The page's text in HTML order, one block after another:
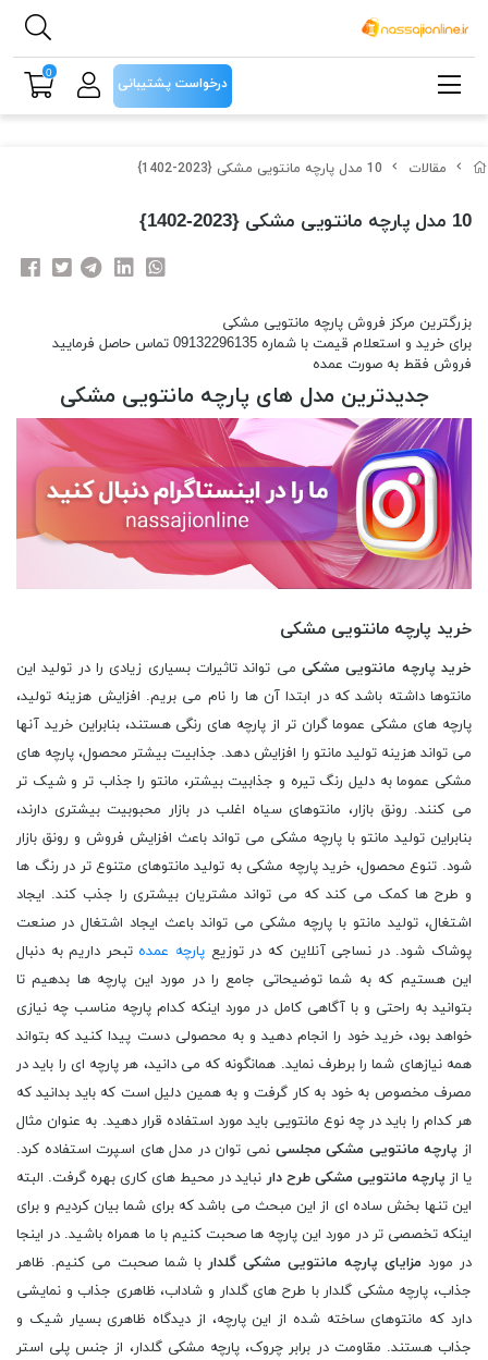
مقالات 10 مدل پارچه مانتویی مشکی {2023-1402}
10 مدل پارچه مانتویی مشکی {2023-1402}
بزرگترین مرکز فروش پارچه مانتویی مشکی
برای خرید و استعلام قیمت با شماره 09132296135 تماس حاصل فرمایید
فروش فقط به صورت عمده
جدیدترین مدل های پارچه مانتویی مشکی
خرید پارچه مانتویی مشکی
خرید پارچه مانتویی مشکی می تواند تاثیرات بسیاری زیادی را در تولید این
مانتوها داشته باشد که در ابتدا آن ها را نام می بریم. افزایش هزینه تولید،
پارچه های مشکی عموما گران تر از پارچه های رنگی هستند، بنابراین خرید آنها
می تواند هزینه تولید مانتو را افزایش دهد. جذابیت بیشتر محصول، پارچه های
مشکی عموما به دلیل رنگ تیره و جذابیت بیشتر، مانتو را جذاب تر و شیک تر
می کنند. رونق بازار، مانتوهای سیاه اغلب در بازار محبوبیت بیشتری دارند،
بنابراین تولید مانتو با پارچه مشکی می تواند باعث افزایش فروش و رونق بازار
شود. تنوع محصول، خرید پارچه مشکی به تولید مانتوهای متنوع تر در رنگ ها
و طرح ها کمک می کند که می تواند مشتریان بیشتری را جذب کند. ایجاد
اشتغال، تولید مانتو با پارچه مشکی می تواند باعث ایجاد اشتغال در صنعت
پوشاک شود. در نساجی آنلاین که در توزیع پارچه عمده تبحر داریم به دنبال
این هستیم که به شما توضیحاتی جامع را در مورد این پارچه ها بدهیم تا
بتوانید به راحتی و با آگاهی کامل در مورد اینکه کدام پارچه مناسب چه نیازی
خواهد بود، خرید خود را انجام دهید و به محصولی دست پیدا کنید که بتواند
همه نیازهای شما را برطرف نماید. همانگونه که می دانید، هر پارچه ای را باید در
مصرف مخصوص به خود به کار گرفت و به همین دلیل است که باید بدانید که
هر کدام را باید در چه نوع مانتویی باید مورد استفاده قرار دهید. به عنوان مثال
از پارچه مانتویی مشکی مجلسی نمی توان در مدل های اسپرت استفاده کرد.
یا از پارچه مانتویی مشکی طرح دار نباید در محیط های کاری بهره گرفت. البته
این تنها بخش ساده ای از این مبحث می باشد که برای شما بیان کردیم و برای
اینکه تخصصی تر در مورد این پارچه ها صحبت کنیم با ما همراه باشید. در اینجا
در مورد مزایای پارچه مانتویی مشکی گلدار با شما صحبت می کنیم. ظاهر
جذاب، پارچه مشکی گلدار با طرح های گلدار و شاداب، ظاهری جذاب و نمایشی
دارد که مانتوهای ساخته شده از این پارچه، از دیدگاه ظاهری بسیار شیک و
جذاب هستند. مقاومت در برابر چروک، پارچه مشکی گلدار، از جنس پلی استر
درخواست پشتیبانی
0